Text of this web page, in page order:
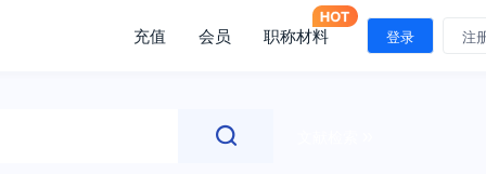
充值 会员 职称材料 登录 注